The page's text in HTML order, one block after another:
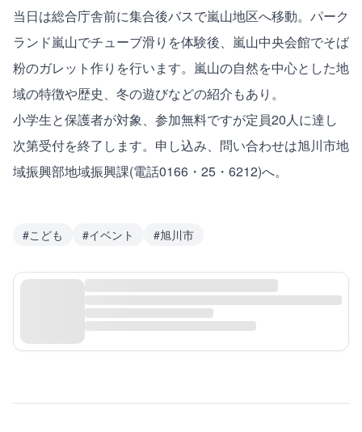
当日は総合庁舎前に集合後バスで嵐山地区へ移動。パーク
ランド嵐山でチューブ滑りを体験後、嵐山中央会館でそば
粉のガレット作りを行います。嵐山の自然を中心とした地
域の特徴や歴史、冬の遊びなどの紹介もあり。
小学生と保護者が対象、参加無料ですが定員20人に達し
次第受付を終了します。申し込み、問い合わせは旭川市地
域振興部地域振興課(電話0166・25・6212)へ。
#こども #イベント #旭川市